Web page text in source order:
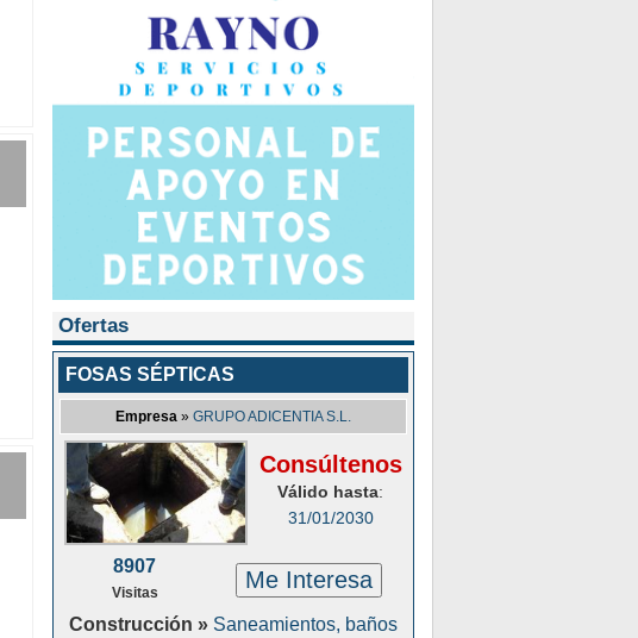
Ofertas
FOSAS SÉPTICAS
Empresa » GRUPO ADICENTIA S.L.
Consúltenos
Válido hasta:
31/01/2030
8907
Visitas Me Interesa
Construcción » Saneamientos, baños